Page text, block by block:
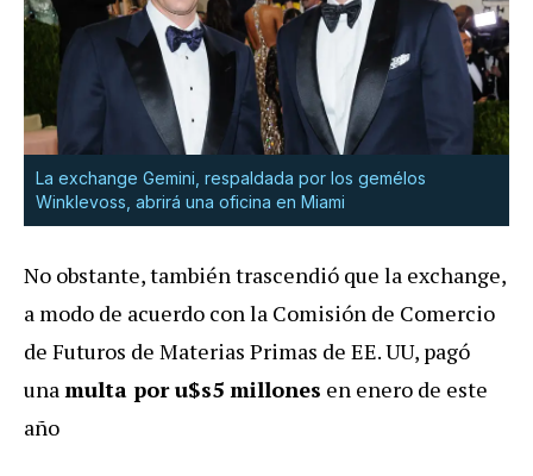
La exchange Gemini, respaldada por los gemélos
Winklevoss, abrirá una oficina en Miami
No obstante, también trascendió que la exchange,
a modo de acuerdo con la Comisión de Comercio
de Futuros de Materias Primas de EE. UU, pagó
unamulta por u$s5 millones en enero de este
año